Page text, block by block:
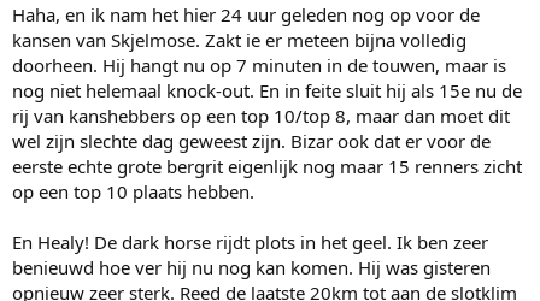
Haha, en ik nam het hier 24 uur geleden nog op voor de
kansen van Skjelmose. Zakt ie er meteen bijna volledig
doorheen. Hij hangt nu op 7 minuten in de touwen, maar is
nog niet helemaal knock-out. En in feite sluit hij als 15e nu de
rij van kanshebbers op een top 10/top 8, maar dan moet dit
wel zijn slechte dag geweest zijn. Bizar ook dat er voor de
eerste echte grote bergrit eigenlijk nog maar 15 renners zicht
op een top 10 plaats hebben.
En Healy! De dark horse rijdt plots in het geel. Ik ben zeer
benieuwd hoe ver hij nu nog kan komen. Hij was gisteren
opnieuw zeer sterk. Reed de laatste 20km tot aan de slotklim